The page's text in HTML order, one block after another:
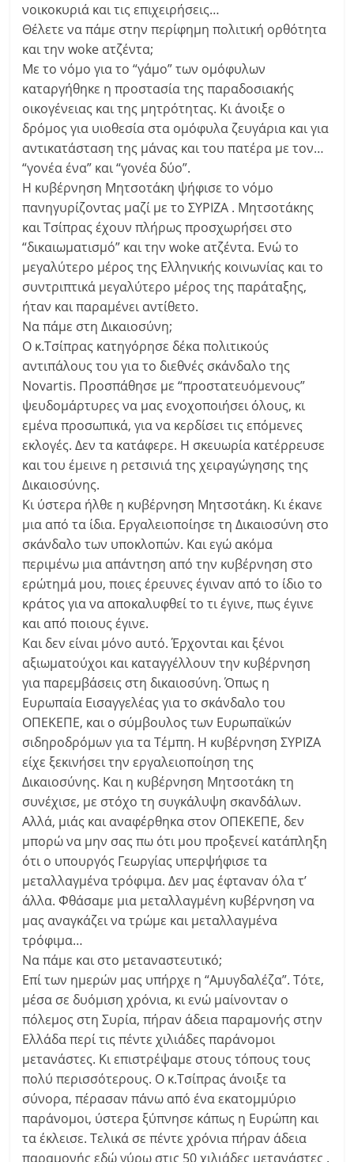
νοικοκυριά και τις επιχειρήσεις…
Θέλετε να πάμε στην περίφημη πολιτική ορθότητα
και την woke ατζέντα;
Με το νόμο για το “γάμο” των ομόφυλων
καταργήθηκε η προστασία της παραδοσιακής
οικογένειας και της μητρότητας. Κι άνοιξε ο
δρόμος για υιοθεσία στα ομόφυλα ζευγάρια και για
αντικατάσταση της μάνας και του πατέρα με τον…
“γονέα ένα” και “γονέα δύο”.
Η κυβέρνηση Μητσοτάκη ψήφισε το νόμο
πανηγυρίζοντας μαζί με το ΣΥΡΙΖΑ . Μητσοτάκης
και Τσίπρας έχουν πλήρως προσχωρήσει στο
“δικαιωματισμό” και την woke ατζέντα. Ενώ το
μεγαλύτερο μέρος της Ελληνικής κοινωνίας και το
συντριπτικά μεγαλύτερο μέρος της παράταξης,
ήταν και παραμένει αντίθετο.
Να πάμε στη Δικαιοσύνη;
Ο κ.Τσίπρας κατηγόρησε δέκα πολιτικούς
αντιπάλους του για το διεθνές σκάνδαλο της
Novartis. Προσπάθησε με “προστατευόμενους”
ψευδομάρτυρες να μας ενοχοποιήσει όλους, κι
εμένα προσωπικά, για να κερδίσει τις επόμενες
εκλογές. Δεν τα κατάφερε. Η σκευωρία κατέρρευσε
και του έμεινε η ρετσινιά της χειραγώγησης της
Δικαιοσύνης.
Κι ύστερα ήλθε η κυβέρνηση Μητσοτάκη. Κι έκανε
μια από τα ίδια. Εργαλειοποίησε τη Δικαιοσύνη στο
σκάνδαλο των υποκλοπών. Και εγώ ακόμα
περιμένω μια απάντηση από την κυβέρνηση στο
ερώτημά μου, ποιες έρευνες έγιναν από το ίδιο το
κράτος για να αποκαλυφθεί το τι έγινε, πως έγινε
και από ποιους έγινε.
Και δεν είναι μόνο αυτό. Έρχονται και ξένοι
αξιωματούχοι και καταγγέλλουν την κυβέρνηση
για παρεμβάσεις στη δικαιοσύνη. Όπως η
Ευρωπαία Εισαγγελέας για το σκάνδαλο του
ΟΠΕΚΕΠΕ, και ο σύμβουλος των Ευρωπαϊκών
σιδηροδρόμων για τα Τέμπη. Η κυβέρνηση ΣΥΡΙΖΑ
είχε ξεκινήσει την εργαλειοποίηση της
Δικαιοσύνης. Και η κυβέρνηση Μητσοτάκη τη
συνέχισε, με στόχο τη συγκάλυψη σκανδάλων.
Αλλά, μιάς και αναφέρθηκα στον ΟΠΕΚΕΠΕ, δεν
μπορώ να μην σας πω ότι μου προξενεί κατάπληξη
ότι ο υπουργός Γεωργίας υπερψήφισε τα
μεταλλαγμένα τρόφιμα. Δεν μας έφταναν όλα τ’
άλλα. Φθάσαμε μια μεταλλαγμένη κυβέρνηση να
μας αναγκάζει να τρώμε και μεταλλαγμένα
τρόφιμα…
Να πάμε και στο μεταναστευτικό;
Επί των ημερών μας υπήρχε η “Αμυγδαλέζα”. Τότε,
μέσα σε δυόμιση χρόνια, κι ενώ μαίνονταν ο
πόλεμος στη Συρία, πήραν άδεια παραμονής στην
Ελλάδα περί τις πέντε χιλιάδες παράνομοι
μετανάστες. Κι επιστρέψαμε στους τόπους τους
πολύ περισσότερους. Ο κ.Τσίπρας άνοιξε τα
σύνορα, πέρασαν πάνω από ένα εκατομμύριο
παράνομοι, ύστερα ξύπνησε κάπως η Ευρώπη και
τα έκλεισε. Τελικά σε πέντε χρόνια πήραν άδεια
παραμονής εδώ γύρω στις 50 χιλιάδες μετανάστες .